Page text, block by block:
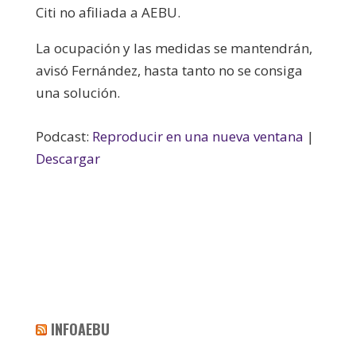
Citi no afiliada a AEBU.
La ocupación y las medidas se mantendrán,
avisó Fernández, hasta tanto no se consiga
una solución.
Podcast: Reproducir en una nueva ventana |
Descargar
INFOAEBU